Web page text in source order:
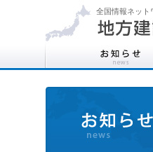
全国情報ネット